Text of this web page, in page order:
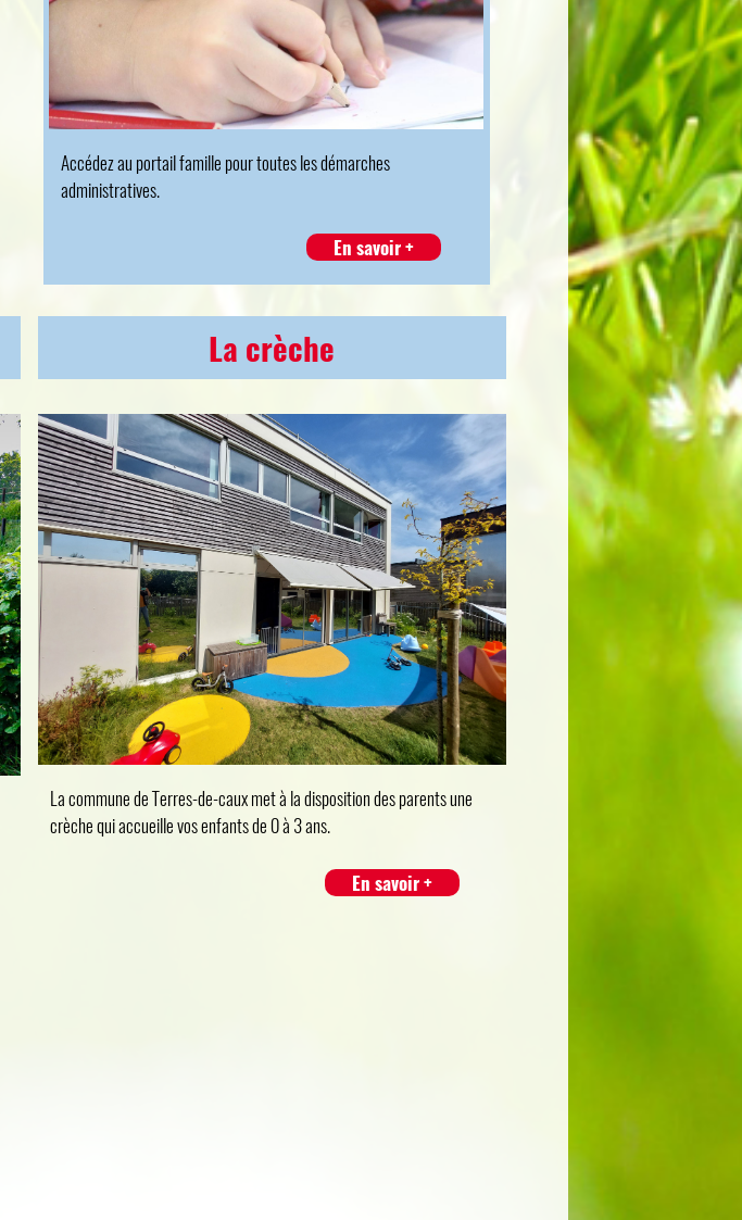
Accédez au portail famille pour toutes les démarches
administratives.
En savoir +
La crèche
La commune de Terres-de-caux met à la disposition des parents une
crèche qui accueille vos enfants de 0 à 3 ans.
En savoir +